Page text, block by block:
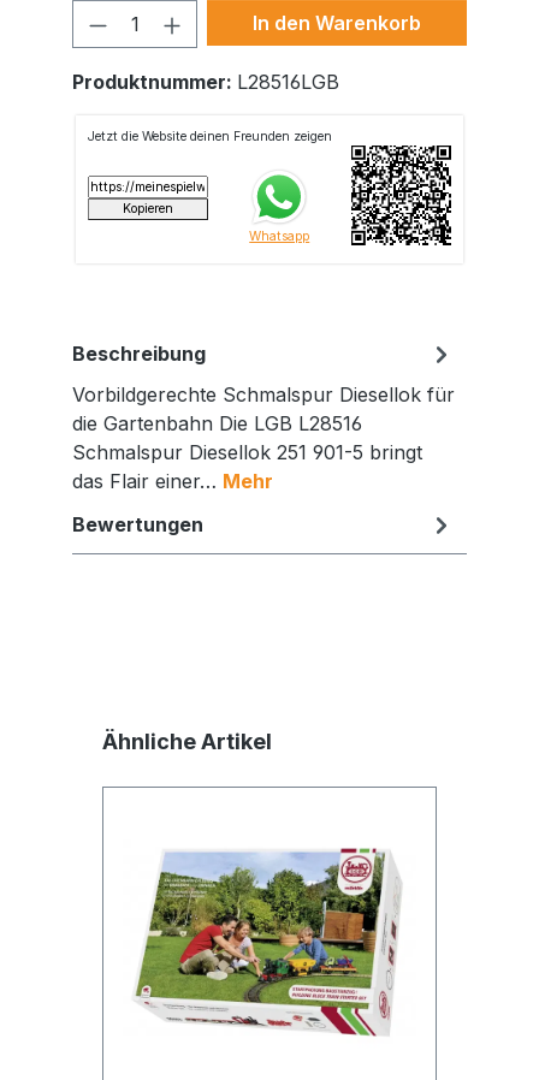
Produkt Anzahl: Gib den
In den Warenkorb
Produktnummer: L28516LGB
Jetzt die Website deinen Freunden zeigen
Kopieren
Whatsapp
Beschreibung
Vorbildgerechte Schmalspur Diesellok für
die Gartenbahn Die LGB L28516
Schmalspur Diesellok 251 901-5 bringt
das Flair einer… Mehr
Bewertungen
Produktgalerie überspringen
Ähnliche Artikel